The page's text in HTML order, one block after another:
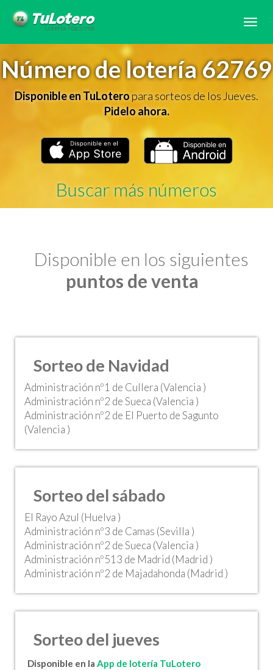
Número de lotería 62769
Disponible en TuLoteropara sorteos de los Jueves.
Pidelo ahora.
Buscar más números
Disponible en los siguientes
puntos de venta
Sorteo de Navidad
Administración nº1 de Cullera (Valencia )
Administración nº2 de Sueca (Valencia )
Administración nº2 de El Puerto de Sagunto
(Valencia )
Sorteo del sábado
El Rayo Azul (Huelva )
Administración nº3 de Camas (Sevilla )
Administración nº2 de Sueca (Valencia )
Administración nº513 de Madrid (Madrid )
Administración nº2 de Majadahonda (Madrid )
Sorteo del jueves
Disponible en la App de lotería TuLotero